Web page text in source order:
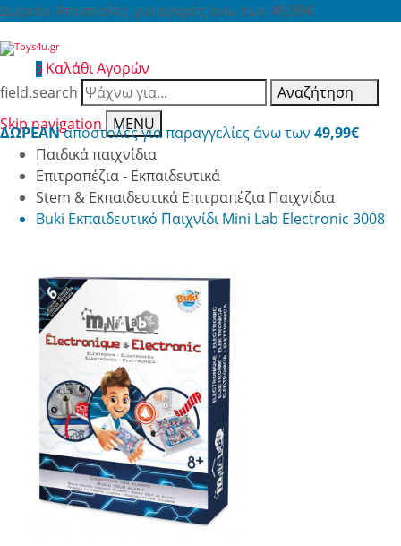
Δωρεάν Αποστολές για αγορές άνω των 49,99€
0 Καλάθι Αγορών
field.search
Αναζήτηση
Skip navigation
MENU
ΔΩΡΕΑΝαποστολές για παραγγελίες άνω των 49,99€
Παιδικά παιχνίδια
Επιτραπέζια - Εκπαιδευτικά
Stem & Εκπαιδευτικά Επιτραπέζια Παιχνίδια
Buki Εκπαιδευτικό Παιχνίδι Mini Lab Electronic 3008